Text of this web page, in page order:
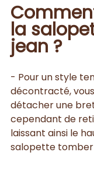
la
jean ?
- Pour un style
décontracté,
détacher une
cependant de
laissant ainsi le
salopette tomber